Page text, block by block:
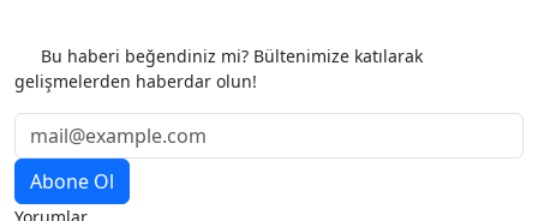
Bu haberi beğendiniz mi? Bültenimize katılarak
gelişmelerden haberdar olun!